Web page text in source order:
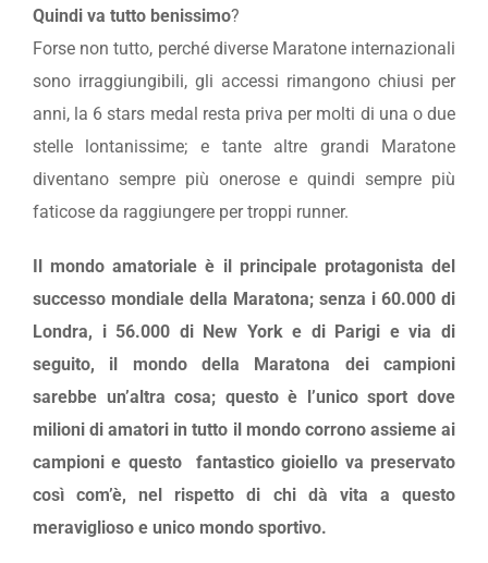
Quindi va tutto benissimo?
Forse non tutto, perché diverse Maratone internazionali
sono irraggiungibili, gli accessi rimangono chiusi per
anni, la 6 stars medal resta priva per molti di una o due
stelle lontanissime; e tante altre grandi Maratone
diventano sempre più onerose e quindi sempre più
faticose da raggiungere per troppi runner.
Il mondo amatoriale è il principale protagonista del
successo mondiale della Maratona; senza i 60.000 di
Londra, i 56.000 di New York e di Parigi e via di
seguito, il mondo della Maratona dei campioni
sarebbe un’altra cosa; questo è l’unico sport dove
milioni di amatori in tutto il mondo corrono assieme ai
campioni e questo fantastico gioiello va preservato
così com’è, nel rispetto di chi dà vita a questo
meraviglioso e unico mondo sportivo.